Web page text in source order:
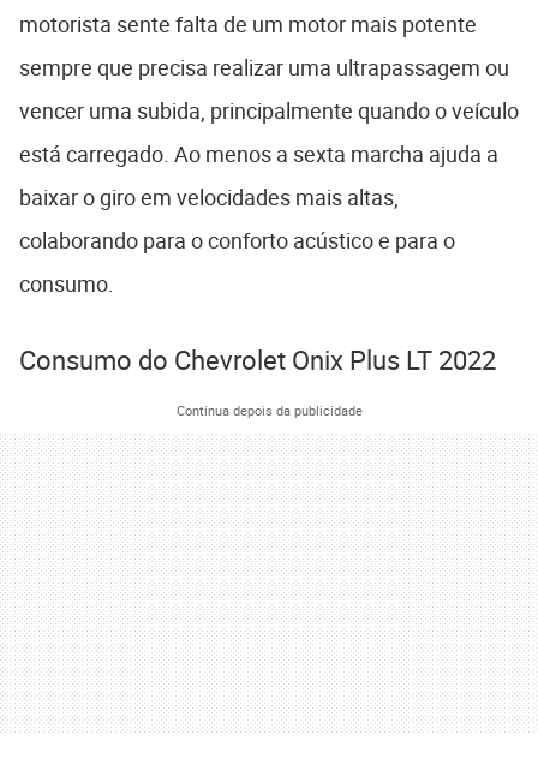
motorista sente falta de um motor mais potente
sempre que precisa realizar uma ultrapassagem ou
vencer uma subida, principalmente quando o veículo
está carregado. Ao menos a sexta marcha ajuda a
baixar o giro em velocidades mais altas,
colaborando para o conforto acústico e para o
consumo.
Consumo do Chevrolet Onix Plus LT 2022
Continua depois da publicidade